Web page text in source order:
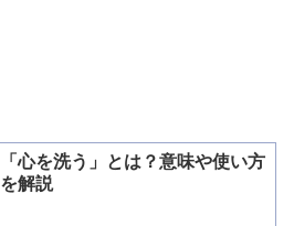
「心を洗う」とは？意味や使い方
を解説